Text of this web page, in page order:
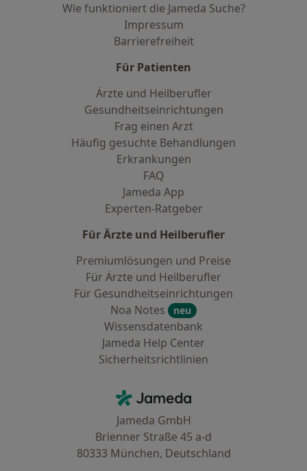
Wie funktioniert die Jameda Suche?
Impressum
Barrierefreiheit
Für Patienten
Ärzte und Heilberufler
Gesundheitseinrichtungen
Frag einen Arzt
Häufig gesuchte Behandlungen
Erkrankungen
FAQ
Jameda App
Experten-Ratgeber
Für Ärzte und Heilberufler
Premiumlösungen und Preise
Für Ärzte und Heilberufler
Für Gesundheitseinrichtungen
Noa Notes
neu
Wissensdatenbank
Jameda Help Center
Sicherheitsrichtlinien
Jameda - Startseite
Jameda GmbH
Brienner Straße 45 a-d
80333 München, Deutschland